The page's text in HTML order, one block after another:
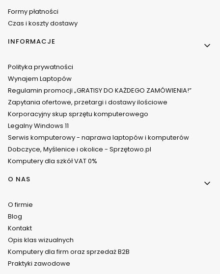
Formy płatności
Czas i koszty dostawy
INFORMACJE
Polityka prywatności
Wynajem Laptopów
Regulamin promocji „GRATISY DO KAŻDEGO ZAMÓWIENIA!”
Zapytania ofertowe, przetargi i dostawy ilościowe
Korporacyjny skup sprzętu komputerowego
Legalny Windows 11
Serwis komputerowy - naprawa laptopów i komputerów
Dobczyce, Myślenice i okolice - Sprzętowo.pl
Komputery dla szkół VAT 0%
O NAS
O firmie
Blog
Kontakt
Opis klas wizualnych
Komputery dla firm oraz sprzedaż B2B
Praktyki zawodowe